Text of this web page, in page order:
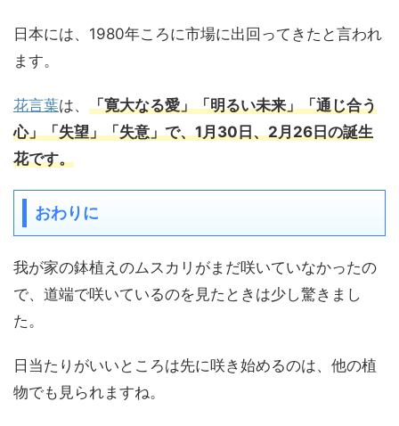
日本には、1980年ころに市場に出回ってきたと言われ
ます。
花言葉は、 「寛大なる愛」「明るい未来」「通じ合う
心」「失望」「失意」で、1月30日、2月26日の誕生
花です。
おわりに
我が家の鉢植えのムスカリがまだ咲いていなかったの
で、道端で咲いているのを見たときは少し驚きまし
た。
日当たりがいいところは先に咲き始めるのは、他の植
物でも見られますね。